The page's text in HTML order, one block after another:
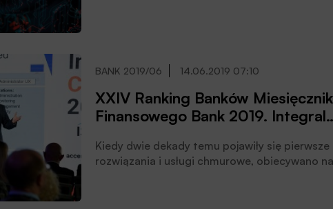
BANK 2019/06 14.06.2019 07:10
XXIV Ranking Banków
Finansowego Bank 2019. Integral
zabawnego wydarzyło się w
chmury
Kiedy dwie dekady temu pojawiły się pierwsze
rozwiązania i usługi chmurowe, obiecywano